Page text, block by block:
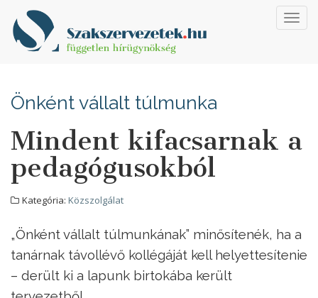
Önként vállalt túlmunka
Mindent kifacsarnak a
pedagógusokból
Kategória: Közszolgálat
„Önként vállalt túlmunkának” minősítenék, ha a
tanárnak távollévő kollégáját kell helyettesítenie
– derült ki a lapunk birtokába került